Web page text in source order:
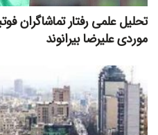
تحلیل علمی رفتار تماشاگران
موردی علیرضا بیرانوند